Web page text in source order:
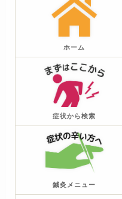
ホーム
症状から検索
鍼灸メニュー